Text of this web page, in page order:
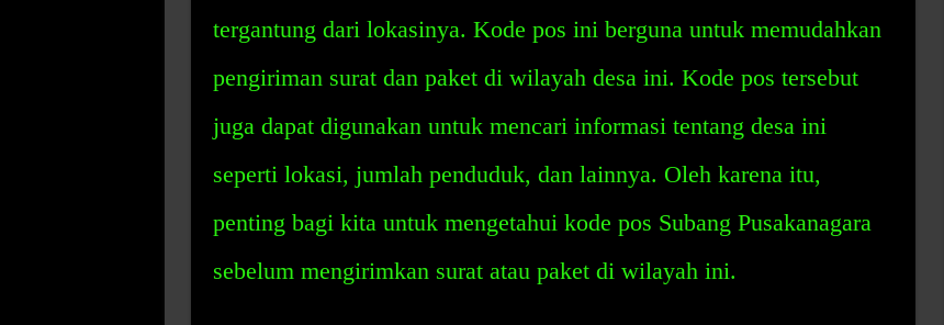
tergantung dari lokasinya. Kode pos ini berguna untuk memudahkan
pengiriman surat dan paket di wilayah desa ini. Kode pos tersebut
juga dapat digunakan untuk mencari informasi tentang desa ini
seperti lokasi, jumlah penduduk, dan lainnya. Oleh karena itu,
penting bagi kita untuk mengetahui kode pos Subang Pusakanagara
sebelum mengirimkan surat atau paket di wilayah ini.